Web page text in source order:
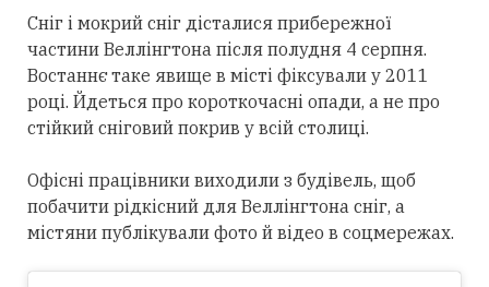
Сніг і мокрий сніг дісталися прибережної
частини Веллінгтона після полудня 4 серпня.
Востаннє таке явище в місті фіксували у 2011
році. Йдеться про короткочасні опади, а не про
стійкий сніговий покрив у всій столиці.
Офісні працівники виходили з будівель, щоб
побачити рідкісний для Веллінгтона сніг, а
містяни публікували фото й відео в соцмережах.